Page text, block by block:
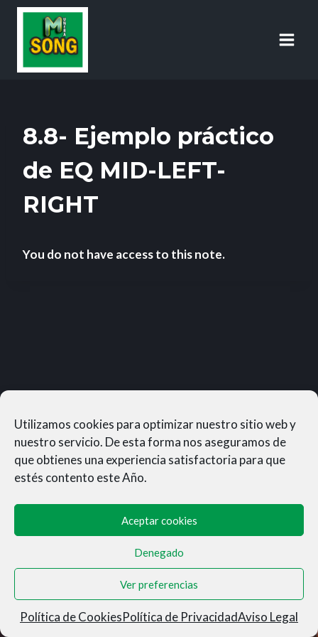
Utilizamos cookies para optimizar nuestro sitio web y
nuestro servicio. De esta forma nos aseguramos de
que obtienes una experiencia satisfactoria para que
estés contento este Año.
Aceptar cookies
Denegado
Ver preferencias
Política de CookiesPolítica de PrivacidadAviso Legal
8.8- Ejemplo práctico
de EQ MID-LEFT-
RIGHT
You do not have access to this note.
MUNERASONG®- © 2026
Aviso Legal|Privacidad|Condiciones de Venta|
Cookies